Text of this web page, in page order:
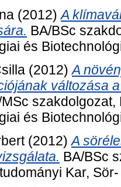
(2012)A
BA/BSc
és
(2012)A
változása
és
(2012)A
BA/BSc
Kar,